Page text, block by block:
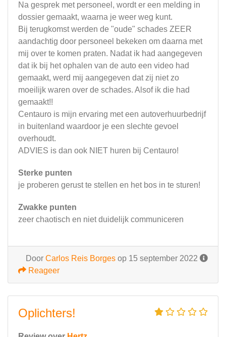
Na gesprek met personeel, wordt er een melding in
dossier gemaakt, waarna je weer weg kunt.
Bij terugkomst werden de "oude" schades ZEER
aandachtig door personeel bekeken om daarna met
mij over te komen praten. Nadat ik had aangegeven
dat ik bij het ophalen van de auto een video had
gemaakt, werd mij aangegeven dat zij niet zo
moeilijk waren over de schades. Alsof ik die had
gemaakt!!
Centauro is mijn ervaring met een autoverhuurbedrijf
in buitenland waardoor je een slechte gevoel
overhoudt.
ADVIES is dan ook NIET huren bij Centauro!
Sterke punten
je proberen gerust te stellen en het bos in te sturen!
Zwakke punten
zeer chaotisch en niet duidelijk communiceren
Door Carlos Reis Borges op 15 september 2022
Reageer
Oplichters!